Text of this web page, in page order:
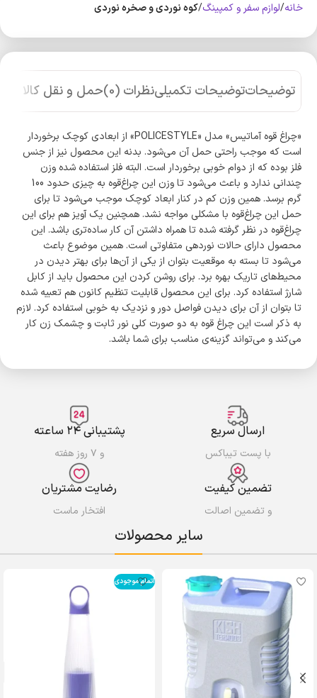
خانه لوازم سفر و کمپینگ کوه‌ نوردی و صخره نوردی
توضیحاتتوضیحات تکمیلینظرات (0) حمل و نقل کالا
«چراغ قوه آماتیس» مدل «POLICESTYLE» از ابعادی کوچک برخوردار
است که موجب راحتی حمل آن می‌شود. بدنه این محصول نیز از جنس
فلز بوده که از دوام خوبی برخوردار است. البته فلز استفاده شده وزن
چندانی ندارد و باعث می‌شود تا وزن این چراغ‌قوه به چیزی حدود 100
گرم برسد. همین وزن کم در کنار ابعاد کوچک موجب می‌شود تا برای
حمل این چراغ‌قوه با مشکلی مواجه نشد. همچنین یک آویز هم برای این
چراغ‌قوه در نظر گرفته شده تا همراه داشتن آن کار ساده‌تری باشد. این
محصول دارای حالات نوردهی متفاوتی است. همین موضوع باعث
می‌شود تا بسته به موقعیت بتوان از یکی از آن‌ها برای بهتر دیدن در
محیط‌های تاریک بهره برد. برای روشن کردن این محصول باید از کابل
شارژ استفاده کرد. برای این محصول قابلیت تنظیم کانون هم تعبیه شده
تا بتوان از آن برای دیدن فواصل دور و نزدیک به خوبی استفاده کرد. لازم
به ذکر است این چراغ قوه به دو صورت کلی نور ثابت و چشمک زن کار
می‌کند و می‌تواند گزینه‌ی مناسب برای شما باشد.
ارسال سریع
با پست تیباکس
پشتیبانی ۲۴ ساعته
و ۷ روز هفته
تضمین کیفیت
و تضمین اصالت
رضایت مشتریان
افتخار ماست
سایر محصولات
اتمام موجودی